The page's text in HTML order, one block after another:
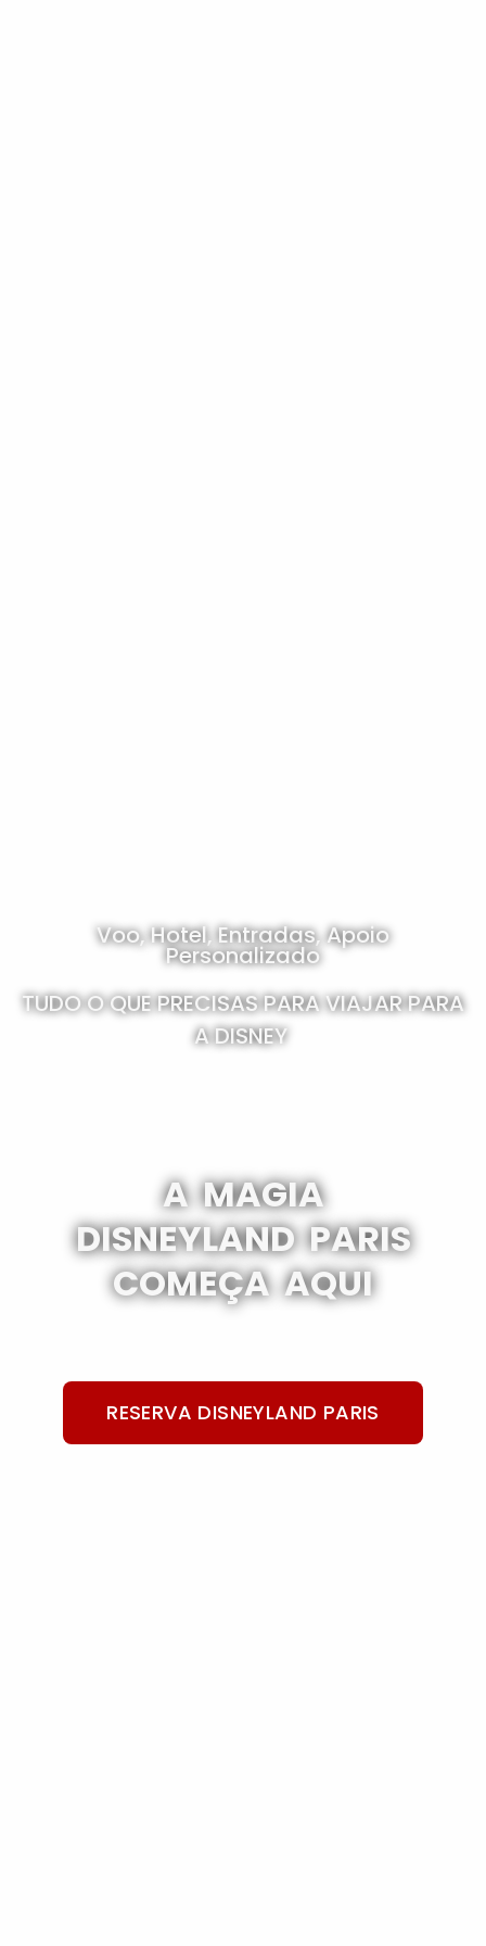
Voo, Hotel, Entradas, Apoio
Personalizado
TUDO O QUE PRECISAS PARA VIAJAR PARA
A DISNEY
A MAGIA
DISNEYLAND PARIS
COMEÇA AQUI
RESERVA DISNEYLAND PARIS